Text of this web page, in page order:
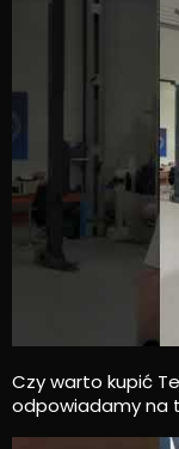
Czy warto kupić
odpowiadamy na